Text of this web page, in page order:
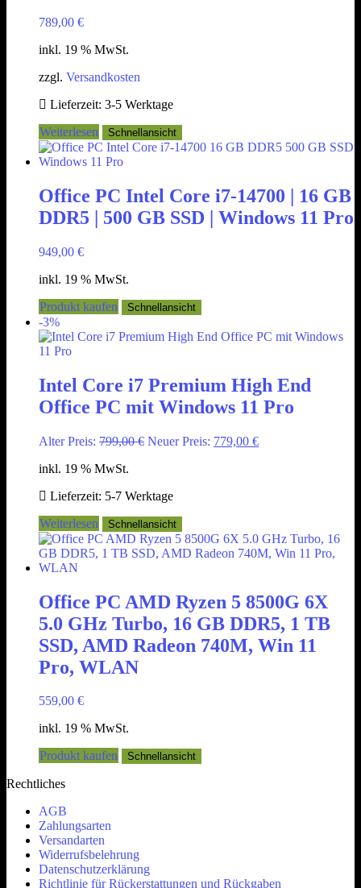
789,00 €
inkl. 19 % MwSt.
zzgl. Versandkosten
Lieferzeit: 3-5 Werktage
Weiterlesen
Schnellansicht
Office PC Intel Core i7-14700 | 16 GB
DDR5 | 500 GB SSD | Windows 11 Pro
949,00 €
inkl. 19 % MwSt.
Produkt kaufen
Schnellansicht
-3%
Intel Core i7 Premium High End
Office PC mit Windows 11 Pro
Alter Preis: 799,00€ Ursprünglicher
Neuer Preis: 779,00 €Aktueller
inkl. 19 % MwSt.
Lieferzeit: 5-7 Werktage
Weiterlesen
Schnellansicht
Office PC AMD Ryzen 5 8500G 6X
5.0 GHz Turbo, 16 GB DDR5, 1 TB
SSD, AMD Radeon 740M, Win 11
Pro, WLAN
559,00 €
inkl. 19 % MwSt.
Produkt kaufen
Schnellansicht
Rechtliches
AGB
Zahlungsarten
Versandarten
Widerrufsbelehrung
Datenschutzerklärung
Richtlinie für Rückerstattungen und Rückgaben